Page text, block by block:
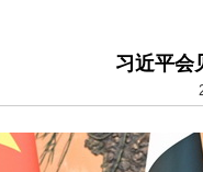
习近平会